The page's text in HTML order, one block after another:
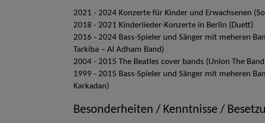
2021 - 2024 Konzerte für Kinder und Erwachsenen
2018 - 2021 Kinderlieder-Konzerte in Berlin (Duett)
2016 - 2024 Bass-Spieler und Sänger mit meheren
Tarkiba – Al Adham Band)
2004 - 2015 The Beatles cover bands (Union The
1999 - 2015 Bass-Spieler und Sänger mit meheren
Karkadan)
Besonderheiten / Kenntnisse /